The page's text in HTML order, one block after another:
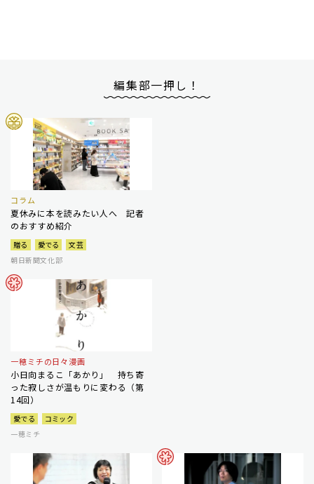
編集部一押し！
コラム
夏休みに本を読みたい人へ 記者
のおすすめ紹介
贈る 愛でる
文芸
朝日新聞文化部
一穂ミチの日々漫画
小日向まるこ「あかり」 持ち寄
った寂しさが温もりに変わる（第
14回）
愛でる
コミック
一穂ミチ